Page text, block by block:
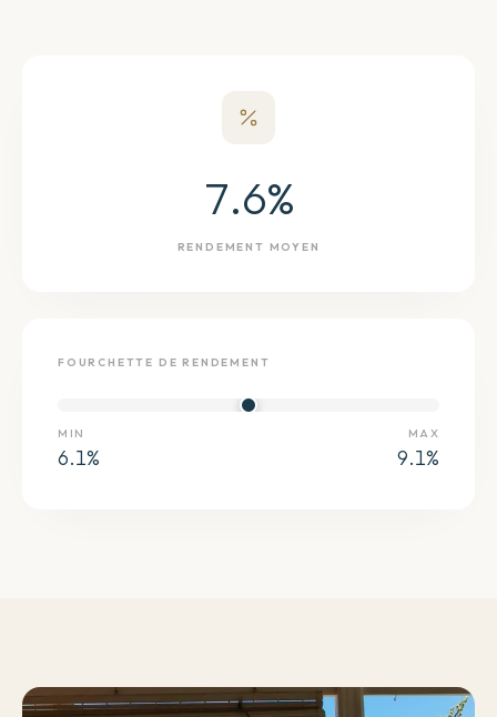
7.6%
RENDEMENT MOYEN
FOURCHETTE DE RENDEMENT
MIN
6.1%
MAX
9.1%